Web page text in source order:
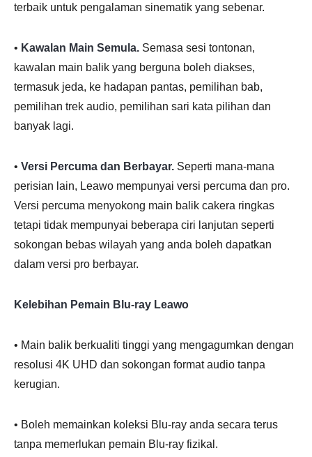
terbaik untuk pengalaman sinematik yang sebenar.
• Kawalan Main Semula. Semasa sesi tontonan,
kawalan main balik yang berguna boleh diakses,
termasuk jeda, ke hadapan pantas, pemilihan bab,
pemilihan trek audio, pemilihan sari kata pilihan dan
banyak lagi.
• Versi Percuma dan Berbayar. Seperti mana-mana
perisian lain, Leawo mempunyai versi percuma dan pro.
Versi percuma menyokong main balik cakera ringkas
tetapi tidak mempunyai beberapa ciri lanjutan seperti
sokongan bebas wilayah yang anda boleh dapatkan
dalam versi pro berbayar.
Kelebihan Pemain Blu-ray Leawo
• Main balik berkualiti tinggi yang mengagumkan dengan
resolusi 4K UHD dan sokongan format audio tanpa
kerugian.
• Boleh memainkan koleksi Blu-ray anda secara terus
tanpa memerlukan pemain Blu-ray fizikal.